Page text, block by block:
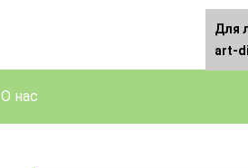
О нас
Для
art-